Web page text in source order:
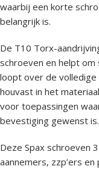
waarbij een korte
belangrijk is.
De T10 Torx-
schroeven en helpt
loopt over de
houvast in het
voor toepassingen
bevestiging gewenst is.
Deze Spax schroeven
aannemers, zzp’ers